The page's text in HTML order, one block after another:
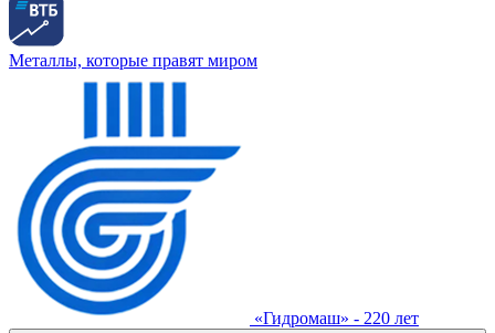
Металлы, которые правят миром
«Гидромаш» - 220 лет